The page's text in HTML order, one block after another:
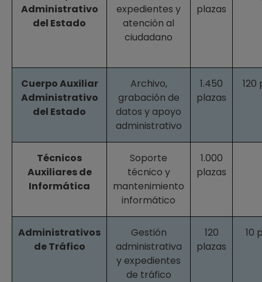
Administrativo
del Estado
expedientes y
atención al
ciudadano
plazas
Cuerpo Auxiliar
Administrativo
del Estado
Archivo,
grabación de
datos y apoyo
administrativo
1.450
plazas
120
Técnicos
Auxiliares de
Informática
Soporte
técnico y
mantenimiento
informático
1.000
plazas
Administrativos
de Tráfico
Gestión
administrativa
y expedientes
de tráfico
120
plazas
10